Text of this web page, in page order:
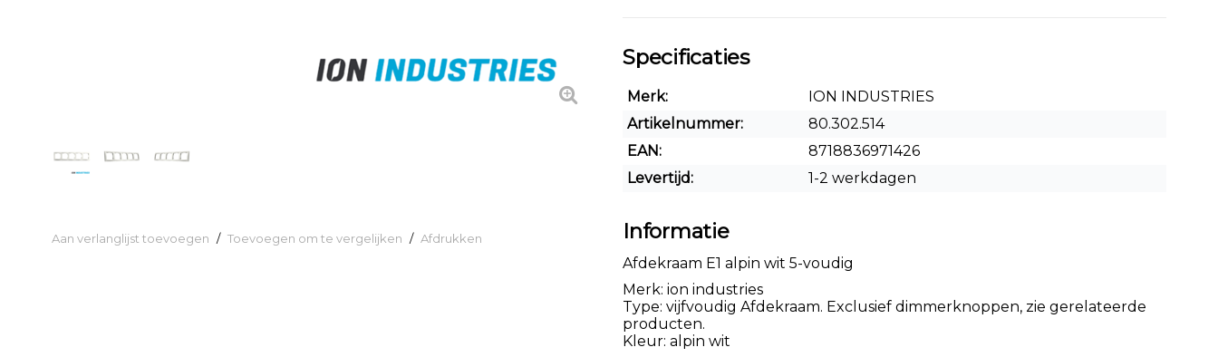
Aan verlanglijst toevoegen / Toevoegen om te vergelijken / Afdrukken
Specificaties
Merk:
ION INDUSTRIES
Artikelnummer:
80.302.514
EAN:
8718836971426
Levertijd:
1-2 werkdagen
Informatie
Afdekraam E1 alpin wit 5-voudig
Merk: ion industries
Type: vijfvoudig Afdekraam. Exclusief dimmerknoppen, zie gerelateerde
producten.
Kleur: alpin wit